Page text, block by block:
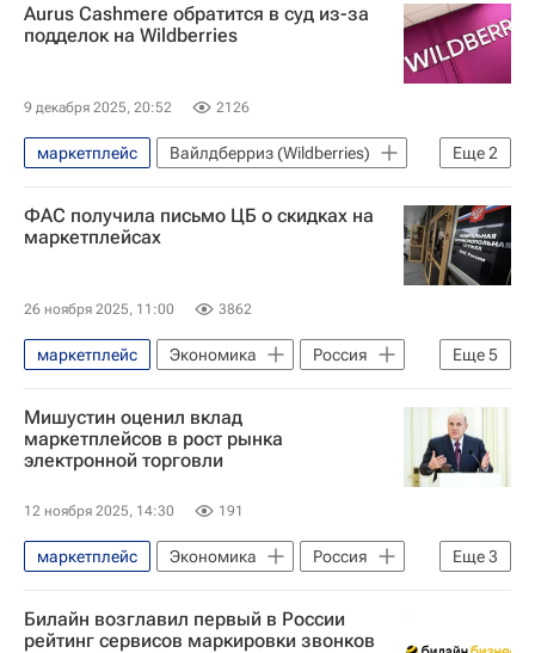
Aurus Cashmere обратится в суд из-за
подделок на Wildberries
9 декабря 2025, 20:52 2126
Еще2
маркетплейс
Вайлдберриз (Wildberries)
Россия
Происшествия
ФАС получила письмо ЦБ о скидках на
маркетплейсах
26 ноября 2025, 11:00 3862
Еще5
маркетплейс Экономика
Россия
Эльвира Набиуллина
Вячеслав Володин
Ozon
Мишустин оценил вклад
маркетплейсов в рост рынка
электронной торговли
12 ноября 2025, 14:30 191
Еще3
маркетплейс Экономика
Россия
Михаил Мишустин
Торговля
интернет-торговля
Билайн возглавил первый в России
рейтинг сервисов маркировки звонков